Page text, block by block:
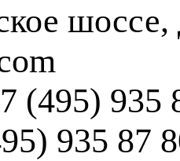
(495) 935
935 87